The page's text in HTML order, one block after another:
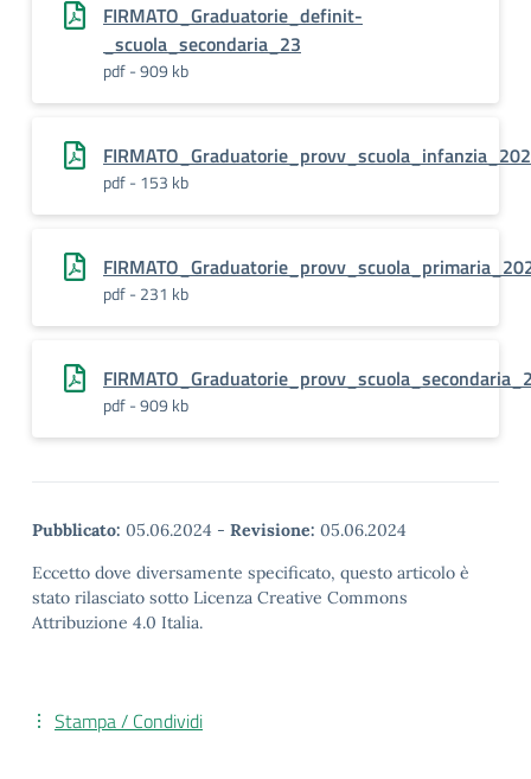
FIRMATO_Graduatorie_definit-
_scuola_secondaria_23
pdf - 909 kb
pdf - 153 kb
pdf - 231 kb
pdf - 909 kb
Pubblicato: 05.06.2024 - Revisione: 05.06.2024
Eccetto dove diversamente specificato, questo articolo è
stato rilasciato sotto Licenza Creative Commons
Attribuzione 4.0 Italia.
Stampa / Condividi